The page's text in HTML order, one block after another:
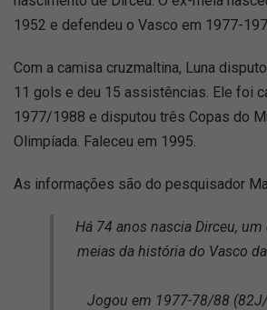
1952 e defendeu o Vasco em 1977-
Com a camisa cruzmaltina, Luna
11 gols e deu 15 assistências. Ele foi
1977/1988 e disputou três Copas do
Olimpíada. Faleceu em 1995.
As informações são do pesquisador
Há 74 anos nascia Dirceu,
meias da história do Vasco
Jogou em 1977-78/88